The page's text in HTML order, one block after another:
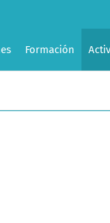
Formación